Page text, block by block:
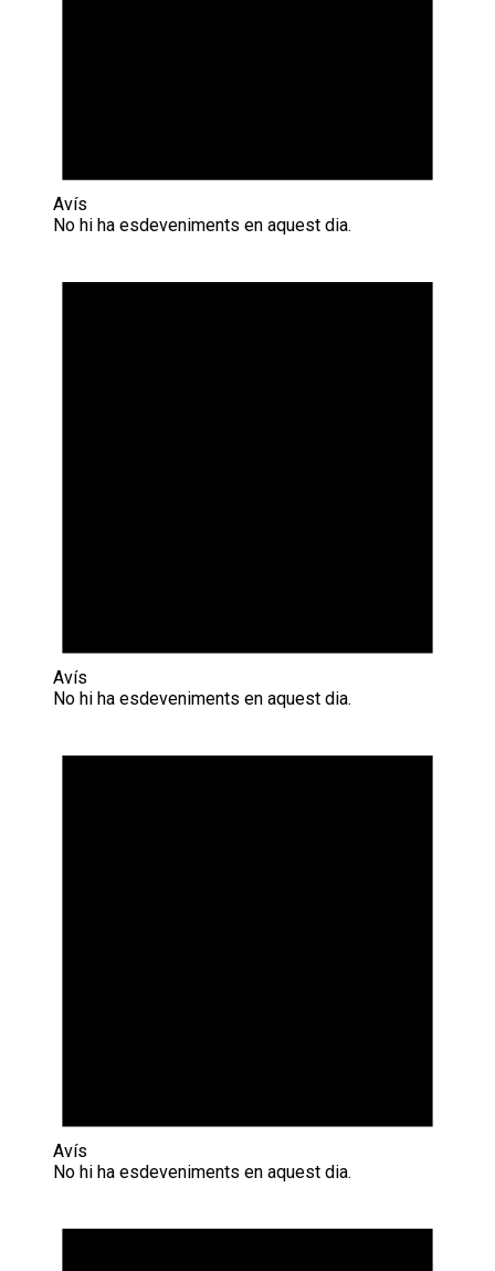
Avís
No hi ha esdeveniments en aquest dia.
Avís
No hi ha esdeveniments en aquest dia.
Avís
No hi ha esdeveniments en aquest dia.